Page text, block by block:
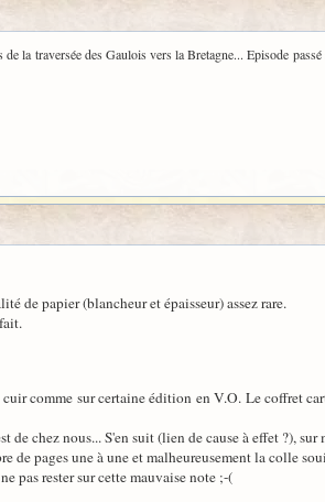
la traversée des Gaulois vers la Bretagne... Episode
de papier (blancheur et épaisseur) assez rare.
comme sur certaine édition en V.O. Le coffret
chez nous... S'en suit (lien de cause à effet ?),
de pages une à une et malheureusement la colle
pas rester sur cette mauvaise note ;-(